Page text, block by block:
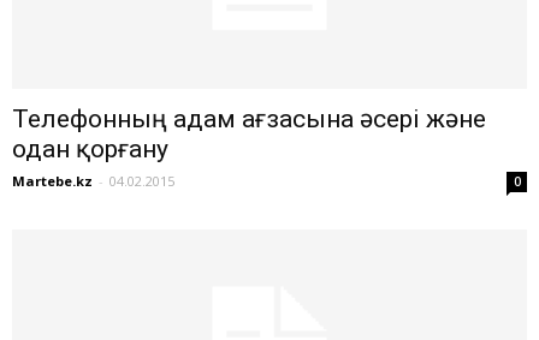
Телефонның адам ағзасына әсері және
одан қорғану
Martebe.kz - 04.02.2015 0